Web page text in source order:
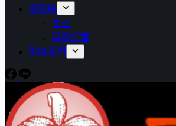
部落格
文章
展覽紀實
聯絡我們